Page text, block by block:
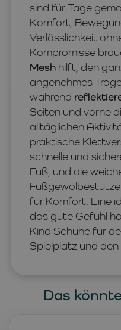
sind für Tage
Komfort,
Verlässlichkeit
Kompromisse
Mesh hilft, den
angenehmes
während
Seiten und vorne
alltäglichen
praktische
schnelle und
Fuß, und die
für Komfort. Eine
das gute Gefühl
Kind Schuhe für
Spielplatz und
Das